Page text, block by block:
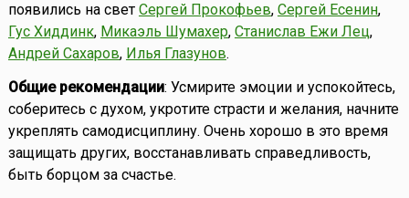
появились на свет Сергей Прокофьев, Сергей Есенин,
Гус Хиддинк, Микаэль Шумахер, Станислав Ежи Лец,
Андрей Сахаров, Илья Глазунов.
Общие рекомендации: Усмирите эмоции и успокойтесь,
соберитесь с духом, укротите страсти и желания, начните
укреплять самодисциплину. Очень хорошо в это время
защищать других, восстанавливать справедливость,
быть борцом за счастье.